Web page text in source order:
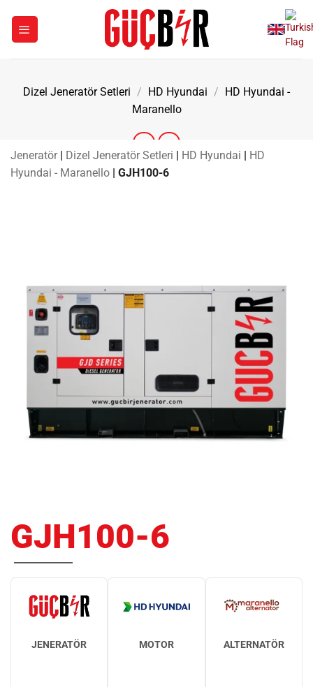
Dizel Jeneratör Setleri / HD Hyundai / HD Hyundai -
Maranello
Jeneratör | Dizel Jeneratör Setleri | HD Hyundai | HD
Hyundai - Maranello | GJH100-6
GJH100-6
JENERATÖR MOTOR ALTERNATÖR